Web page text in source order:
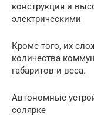
конструкция и
электрическими
Кроме того, их
количества
габаритов и веса.
Автономные
солярке